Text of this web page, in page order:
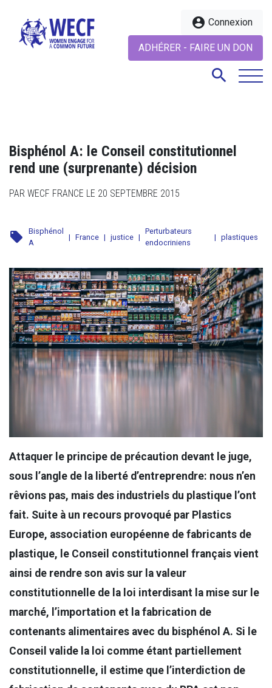
account_circle Connexion
ADHÉRER - FAIRE UN DON
search
search
Bisphénol A: le Conseil constitutionnel
rend une (surprenante) décision
PAR WECF FRANCE LE 20 SEPTEMBRE 2015
local_offer
Bisphénol
A
| France | justice |
Perturbateurs
endocriniens
| plastiques
Attaquer le principe de précaution devant le juge,
sous l’angle de la liberté d’entreprendre: nous n’en
rêvions pas, mais des industriels du plastique l’ont
fait. Suite à un recours provoqué par Plastics
Europe, association européenne de fabricants de
plastique, le Conseil constitutionnel français vient
ainsi de rendre son avis sur la valeur
constitutionnelle de la loi interdisant la mise sur le
marché, l’importation et la fabrication de
contenants alimentaires avec du bisphénol A. Si le
Conseil valide la loi comme étant partiellement
constitutionnelle, il estime que l’interdiction de